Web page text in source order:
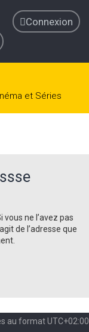
Connexion
et Séries
ne l’avez pas
de l’adresse que
au formatUTC+02:00